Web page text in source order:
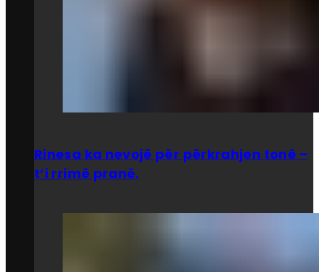
Rinesa ka nevojë për përkrahjen tonë –
t’i rrimë pranë.